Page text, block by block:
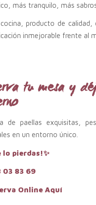
más tranquilo, más
producto de
inmejorable frente al
tu mesa y
de paellas exquisitas,
en un entorno único.
lo pierdas!✨
03 83 69
Online Aquí